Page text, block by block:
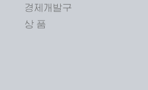
제24차 평양봄철국제상품
경제개발구
상 품